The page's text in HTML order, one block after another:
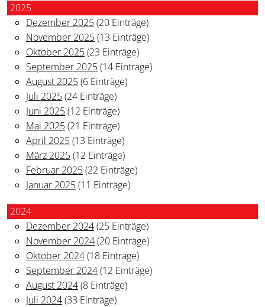
2025
Dezember 2025(20 Einträge)
November 2025(13 Einträge)
Oktober 2025(23 Einträge)
September 2025(14 Einträge)
August 2025(6 Einträge)
Juli 2025(24 Einträge)
Juni 2025(12 Einträge)
Mai 2025(21 Einträge)
April 2025(13 Einträge)
März 2025(12 Einträge)
Februar 2025(22 Einträge)
Januar 2025(11 Einträge)
2024
Dezember 2024(25 Einträge)
November 2024(20 Einträge)
Oktober 2024(18 Einträge)
September 2024(12 Einträge)
August 2024(8 Einträge)
Juli 2024(33 Einträge)